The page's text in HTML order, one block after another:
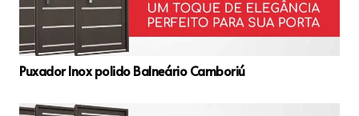
Puxador Inox polido Balneário Camboriú